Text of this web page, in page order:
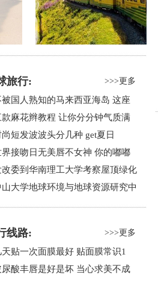
旅行: >>>更多
被国人熟知的马来西亚海岛 这座
款麻花辫教程 让你分分钟气质满
尚短发波波头分几种 get夏日
界接吻日无美唇不女神 你的嘟嘟
改委到华南理工大学考察屋顶绿化
山大学地球环境与地球资源研究中
线路: >>>更多
天贴一次面膜最好 贴面膜常识1
尿酸丰唇是好是坏 当心求美不成